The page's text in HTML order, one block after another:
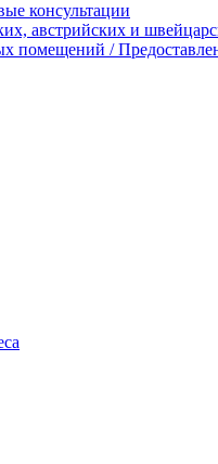
консультации
австрийских и
помещений /